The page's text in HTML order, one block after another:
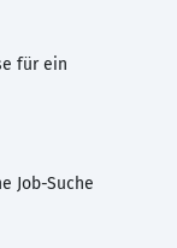
für ein
Job-Suche